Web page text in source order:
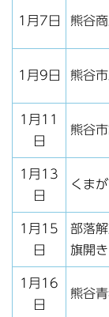
1月7日 熊谷
1月9日 熊谷
1月11
日
熊谷
1月13
日
くま
1月15
日
部落
旗開き
1月16
日
熊谷